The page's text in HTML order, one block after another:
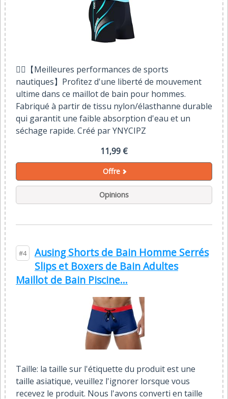
🏊‍♂️【Meilleures performances de sports
nautiques】Profitez d'une liberté de mouvement
ultime dans ce maillot de bain pour hommes.
Fabriqué à partir de tissu nylon/élasthanne durable
qui garantit une faible absorption d'eau et un
séchage rapide. Créé par YNYCIPZ
11,99 €
Offre
Opinions
#4
Ausing Shorts de Bain Homme Serrés
Slips et Boxers de Bain Adultes
Maillot de Bain Piscine...
Taille: la taille sur l'étiquette du produit est une
taille asiatique, veuillez l'ignorer lorsque vous
recevez le produit. Nous l'avons converti en taille